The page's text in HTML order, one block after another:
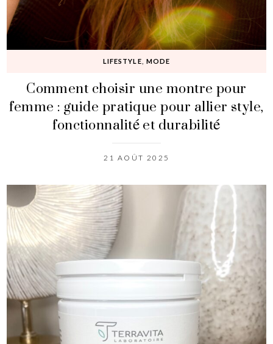
LIFESTYLE MODE
Comment choisir une montre pour
femme : guide pratique pour allier style,
fonctionnalité et durabilité
21 AOÛT 2025